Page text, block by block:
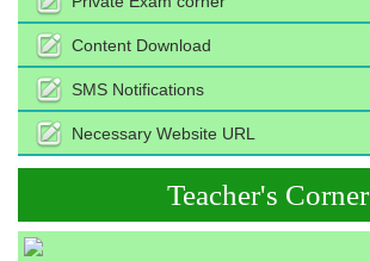
Content Download
SMS Notifications
Necessary Website URL
Teacher's Corner